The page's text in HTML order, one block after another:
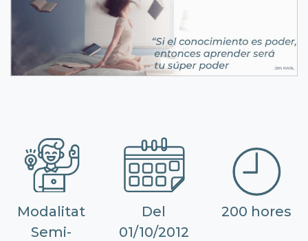
Modalitat
Semi-
Del
01/10/2012
200 hores